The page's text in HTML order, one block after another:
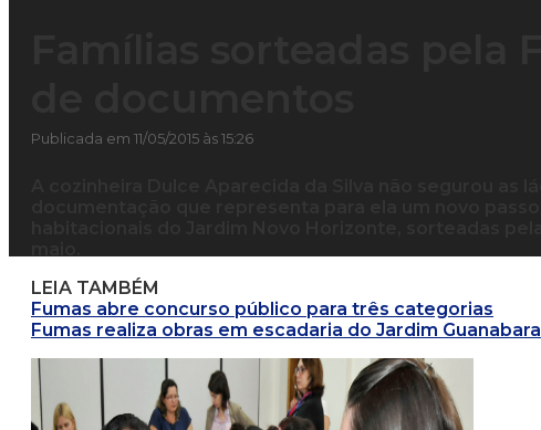
Publicada em 11/05/2015 às 15:26
LEIA TAMBÉM
Fumas abre concurso público para três categorias
Fumas realiza obras em escadaria do Jardim Guanabara